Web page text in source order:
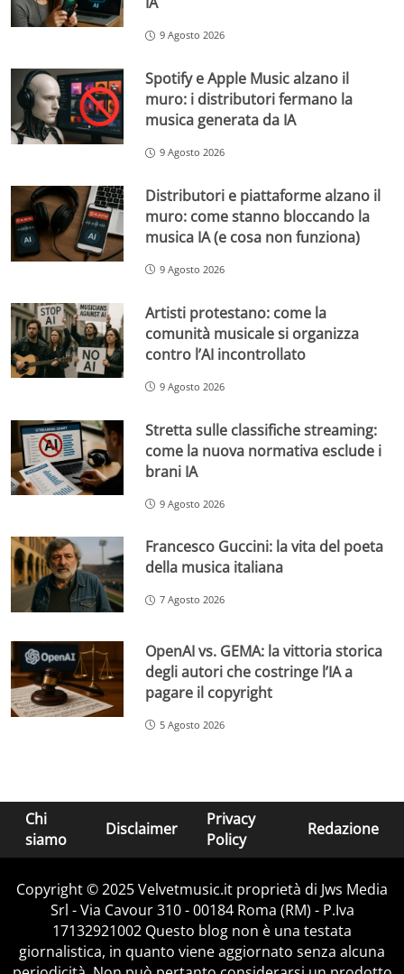
9 Agosto 2026
Spotify e Apple Music alzano il
muro: i distributori fermano la
musica generata da IA
9 Agosto 2026
Distributori e piattaforme alzano il
muro: come stanno bloccando la
musica IA (e cosa non funziona)
9 Agosto 2026
Artisti protestano: come la
comunità musicale si organizza
contro l’AI incontrollato
9 Agosto 2026
Stretta sulle classifiche streaming:
come la nuova normativa esclude i
brani IA
9 Agosto 2026
Francesco Guccini: la vita del poeta
della musica italiana
7 Agosto 2026
OpenAI vs. GEMA: la vittoria storica
degli autori che costringe l’IA a
pagare il copyright
5 Agosto 2026
Chi
siamo
Disclaimer
Privacy
Policy
Redazione
Copyright © 2025 Velvetmusic.it proprietà di Jws Media
Srl - Via Cavour 310 - 00184 Roma (RM) - P.Iva
17132921002 Questo blog non è una testata
giornalistica, in quanto viene aggiornato senza alcuna